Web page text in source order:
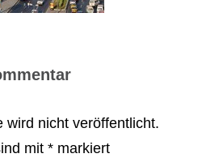
wird nicht veröffentlicht.
mit * markiert